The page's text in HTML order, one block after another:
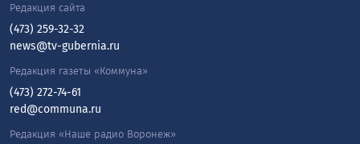
Редакция сайта
(473) 259-32-32
news@tv-gubernia.ru
Редакция газеты «Коммуна»
(473) 272-74-61
red@communa.ru
Редакция «Наше радио Воронеж»